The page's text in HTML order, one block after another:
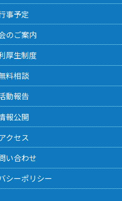
事予定
のご案内
厚生制度
料相談
動報告
報公開
クセス
い合わせ
シーポリシー